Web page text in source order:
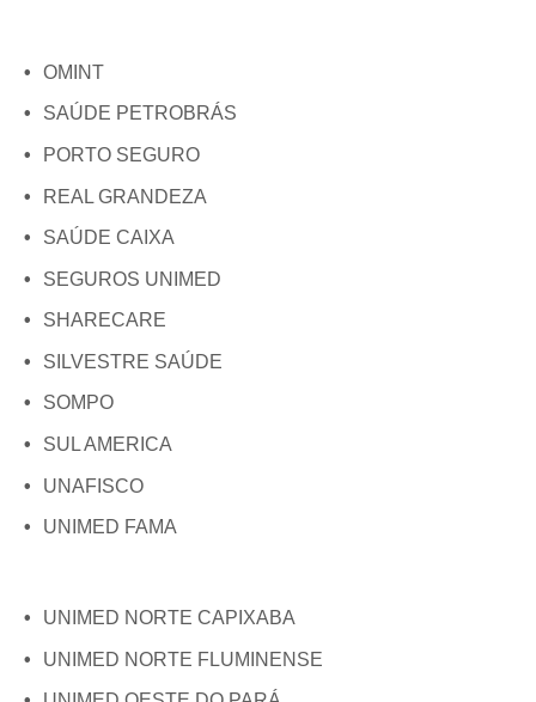
OMINT
SAÚDE PETROBRÁS
PORTO SEGURO
REAL GRANDEZA
SAÚDE CAIXA
SEGUROS UNIMED
SHARECARE
SILVESTRE SAÚDE
SOMPO
SUL AMERICA
UNAFISCO
UNIMED FAMA
UNIMED NORTE CAPIXABA
UNIMED NORTE FLUMINENSE